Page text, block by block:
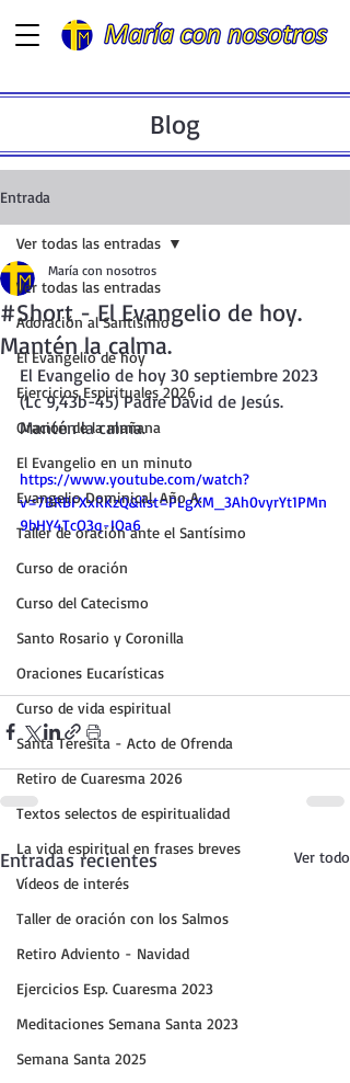
Blog
Entrada
Ver todas las entradas
Adoración al Santísimo
El Evangelio de hoy
Ejercicios Espirituales 2026
Oración de la mañana
El Evangelio en un minuto
Evangelio Dominical. Año A.
Taller de oración ante el Santísimo
Curso de oración
Curso del Catecismo
Santo Rosario y Coronilla
Oraciones Eucarísticas
Curso de vida espiritual
Santa Teresita - Acto de Ofrenda
Retiro de Cuaresma 2026
Textos selectos de espiritualidad
La vida espiritual en frases breves
Vídeos de interés
Taller de oración con los Salmos
Retiro Adviento - Navidad
Ejercicios Esp. Cuaresma 2023
Meditaciones Semana Santa 2023
Semana Santa 2025
Ver todas las entradas
#Short - El Evangelio de hoy.
Mantén la calma.
María con nosotros
El Evangelio de hoy 30 septiembre 2023
(Lc 9,43b-45) Padre David de Jesús.
Mantén la calma.
https://www.youtube.com/watch?
v=7BRBFXxRKzQ&list=PLgXM_3Ah0vyrYt1PMn
9bHY4TcO3q-IOa6
Entradas recientes Ver todo